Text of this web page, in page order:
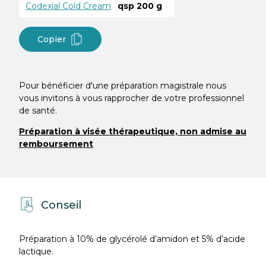
Codexial Cold Cream qsp 200 g
Copier
Pour bénéficier d'une préparation magistrale nous
vous invitons à vous rapprocher de votre professionnel
de santé.
Préparation à visée thérapeutique, non admise au
remboursement
Conseil
Préparation à 10% de glycérolé d’amidon et 5% d’acide
lactique.